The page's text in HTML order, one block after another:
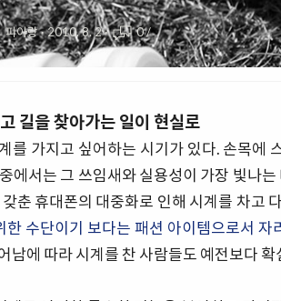
피아랑·2010. 8. 2· 0/
길을 찾아가는 일이 현실로
를 가지고 싶어하는 시기가 있다. 손목에
에서는 그 쓰임새와 실용성이 가장 빛나는
춘 휴대폰의 대중화로 인해 시계를 차고
수단이기 보다는 패션 아이템으로서 자
남에 따라 시계를 찬 사람들도 예전보다